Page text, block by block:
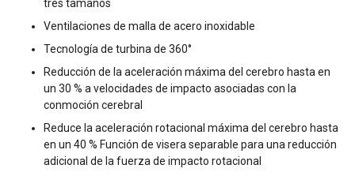
tres tamaños
Ventilaciones de malla de acero inoxidable
Tecnología de turbina de 360°
Reducción de la aceleración máxima del cerebro hasta en
un 30 % a velocidades de impacto asociadas con la
conmoción cerebral
Reduce la aceleración rotacional máxima del cerebro hasta
en un 40 % Función de visera separable para una reducción
adicional de la fuerza de impacto rotacional